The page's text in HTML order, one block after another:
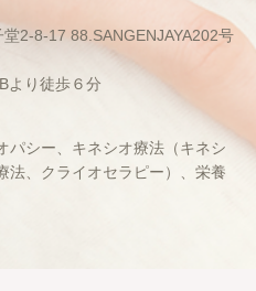
2-8-17 88.SANGENJAYA202号
より徒歩６分
パシー、キネシオ療法（キネシ
法、クライオセラピー）、栄養